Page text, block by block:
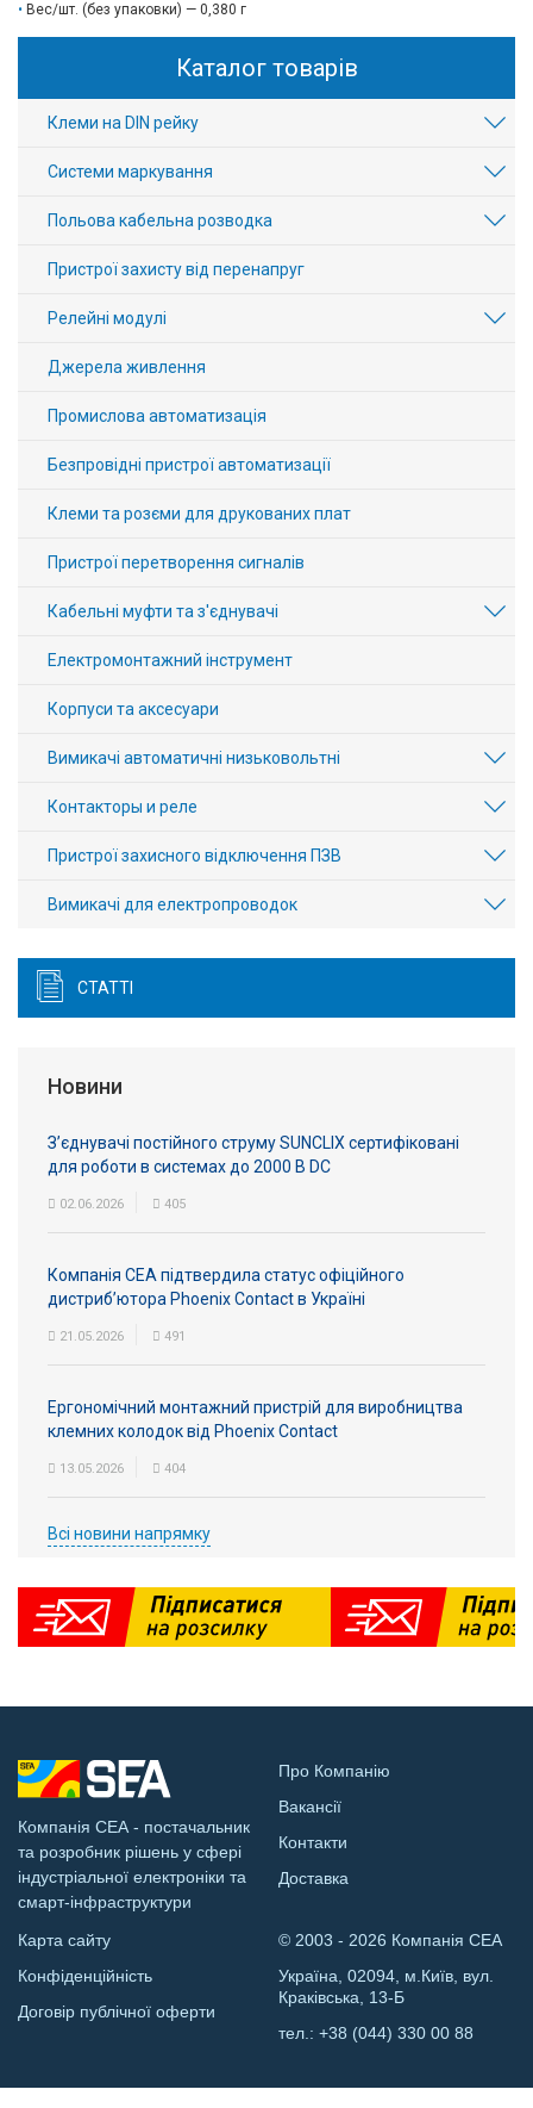
Вес/шт. (без упаковки) — 0,380 г
Каталог товарів
Клеми на DIN рейку
Системи маркування
Польова кабельна розводка
Пристрої захисту від перенапруг
Релейні модулі
Джерела живлення
Промислова автоматизація
Безпровідні пристрої автоматизації
Клеми та розєми для друкованих плат
Пристрої перетворення сигналів
Кабельні муфти та з'єднувачі
Електромонтажний інструмент
Корпуси та аксесуари
Вимикачі автоматичні низьковольтні
Контакторы и реле
Пристрої захисного відключення ПЗВ
Вимикачі для електропроводок
СТАТТІ
Новини
З’єднувачі постійного струму SUNCLIX сертифіковані
для роботи в системах до 2000 В DC
02.06.2026 405
Компанія СЕА підтвердила статус офіційного
дистриб’ютора Phoenix Contact в Україні
21.05.2026 491
Ергономічний монтажний пристрій для виробництва
клемних колодок від Phoenix Contact
13.05.2026 404
Всі новини напрямку
Компанія СЕА - постачальник
та розробник рішень у сфері
індустріальної електроніки та
смарт-інфраструктури
Про Компанію
Вакансії
Контакти
Доставка
Карта сайту
Конфіденційність
Договір публічної оферти
© 2003 - 2026 Компанія СЕА
Україна, 02094, м.Київ, вул.
Краківська, 13-Б
тел.: +38 (044) 330 00 88